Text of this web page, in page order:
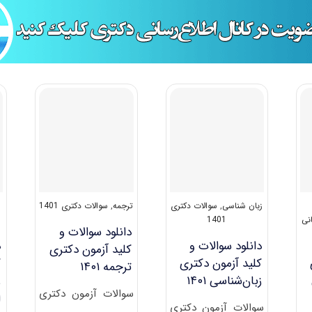
زبان شناسی, سوالات دکتری
1401
دانلود سوالات و
کلید آزمون دکتری
زبان‌شناسی ۱۴۰۱
سوالات آزمون دکتری
ترجمه, سوالات دکتری 1401
دانلود سوالات و
کلید آزمون دکتری
ترجمه ۱۴۰۱
سوالات آزمون دکتری